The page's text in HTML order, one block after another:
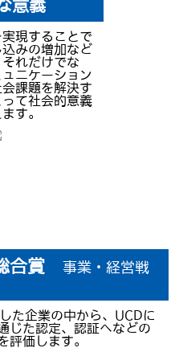
意義
実現することで
みの増加など
れだけでな
ニケーション
課題を解決す
て社会的意義
す。
合賞
事業・経営戦
た企業の中から、UCDに
じた認定、認証へなどの
評価します。